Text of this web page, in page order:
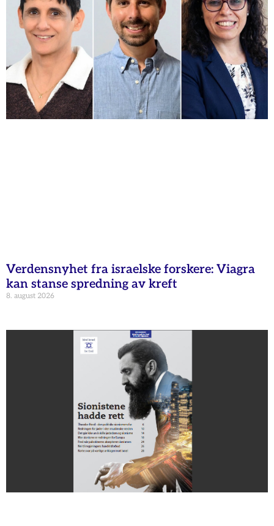
Verdensnyhet fra israelske forskere: Viagra
kan stanse spredning av kreft
8. august 2026